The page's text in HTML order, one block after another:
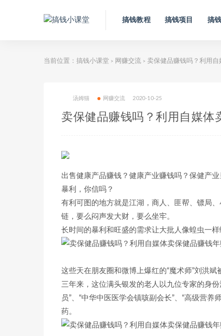
搞钱教程 搞钱项目 搞
当前位置： 搞钱小课堂 > 网赚交流 > 卖保健品赚钱吗？利用
汤姆猫 网赚交流 2020-10-25
卖保健品赚钱吗？利用自媒体
出售健康产品赚钱？健康产业赚钱吗？保健产
暴利，你信吗？
有利可图的地方就是江湖，商人、匪帮、镖局
链，要么闷声发大财，要么坐牢。
长时间的暴利和旺盛的需求让大批人像蝗虫一样
这些天在朋友圈和微博上爆红的“魔术师”刘洪斌
三年来，这位满头银发的老人以九位专家的身
员”、“中华中医医学会镇咳副会长”、“高级营
药。